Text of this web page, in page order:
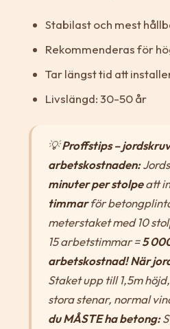
Stabilast och mest
Rekommenderas för
Tar längst tid att
Livslängd: 30-50 år
💡Proffstips –
arbetskostnaden:
minuter per stolpeatt
timmarför
meterstaket med 10
15 arbetstimmar =5
arbetskostnad! När
Staket upp till 1,5m
stora stenar, normal
du MÅSTE ha betong: